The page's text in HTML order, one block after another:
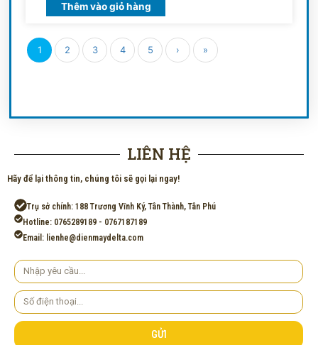
Thêm vào giỏ hàng
1 2 3 4 5 › »
LIÊN HỆ
Hãy để lại thông tin, chúng tôi sẽ gọi lại ngay!
Trụ sở chính: 188 Trương Vĩnh Ký, Tân Thành, Tân Phú
Hotline: 0765289189 - 0767187189
Email: lienhe@dienmaydelta.com
Yêu
cầu
Số
điện
thoại
GỬI